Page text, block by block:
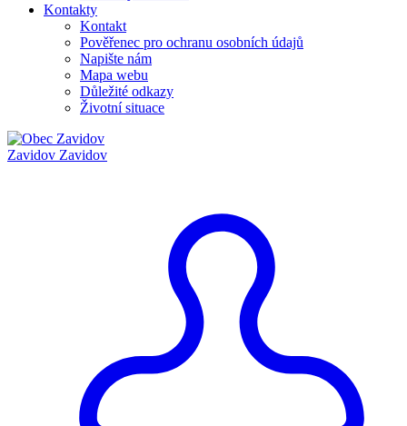
Kontakty
Kontakt
Pověřenec pro ochranu osobních údajů
Napište nám
Mapa webu
Důležité odkazy
Životní situace
Zavidov Zavidov